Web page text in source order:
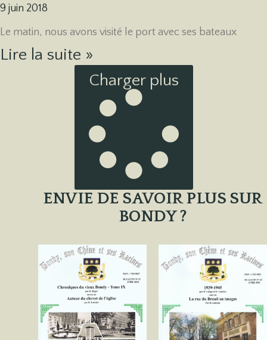
9 juin 2018
Le matin, nous avons visité le port avec ses bateaux
Lire la suite »
Charger plus
ENVIE DE SAVOIR PLUS SUR
BONDY ?